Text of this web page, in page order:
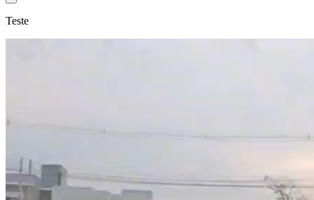
Teste